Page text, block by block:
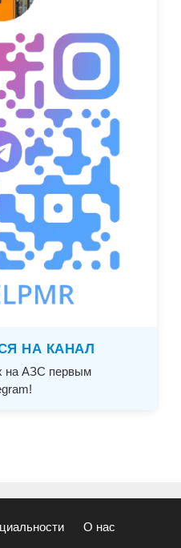
НА КАНАЛ
на АЗС первым
О нас